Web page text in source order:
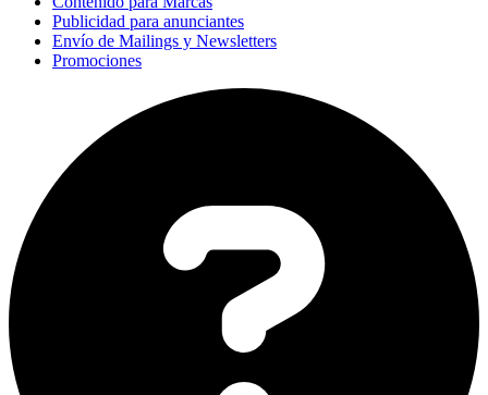
Publicidad para anunciantes
Envío de Mailings y Newsletters
Promociones